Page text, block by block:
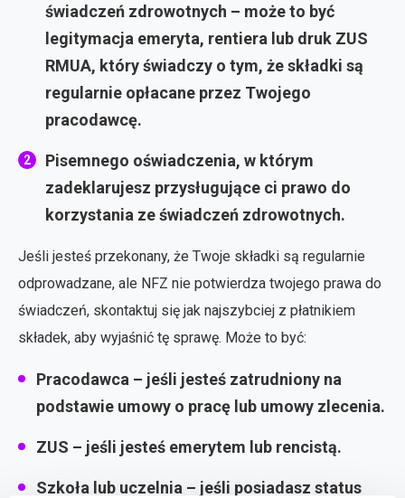
świadczeń zdrowotnych – może to być
legitymacja emeryta, rentiera lub druk ZUS
RMUA, który świadczy o tym, że składki są
regularnie opłacane przez Twojego
pracodawcę.
Pisemnego oświadczenia, w którym
zadeklarujesz przysługujące ci prawo do
korzystania ze świadczeń zdrowotnych.
Jeśli jesteś przekonany, że Twoje składki są regularnie
odprowadzane, ale NFZ nie potwierdza twojego prawa do
świadczeń, skontaktuj się jak najszybciej z płatnikiem
składek, aby wyjaśnić tę sprawę. Może to być:
Pracodawca – jeśli jesteś zatrudniony na
podstawie umowy o pracę lub umowy zlecenia.
ZUS – jeśli jesteś emerytem lub rencistą.
Szkoła lub uczelnia – jeśli posiadasz status